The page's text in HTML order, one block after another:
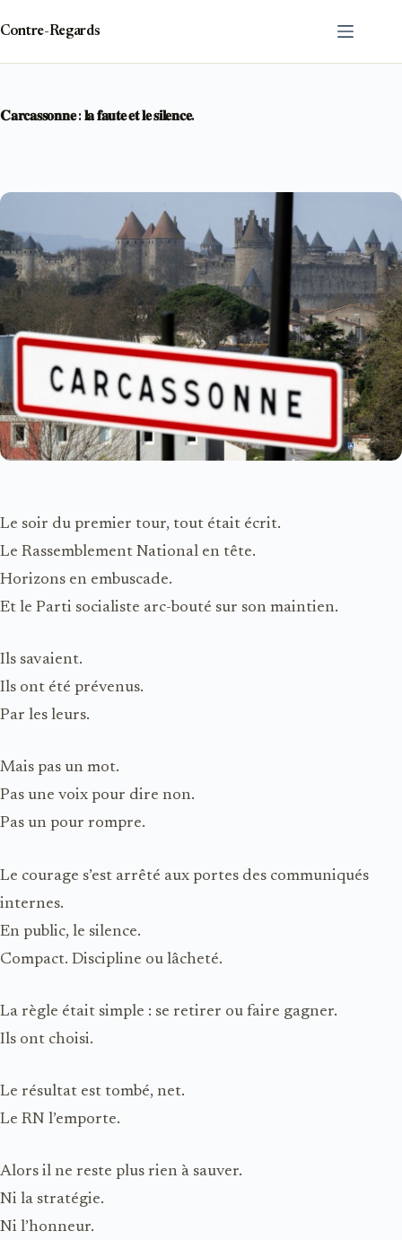
contenu
Contre-Regards
𝐂𝐚𝐫𝐜𝐚𝐬𝐬𝐨𝐧𝐧𝐞 : 𝐥𝐚 𝐟𝐚𝐮𝐭𝐞 𝐞𝐭 𝐥𝐞 𝐬𝐢𝐥𝐞𝐧𝐜𝐞.
Le soir du premier tour, tout était écrit.
Le Rassemblement National en tête.
Horizons en embuscade.
Et le Parti socialiste arc-bouté sur son maintien.
Ils savaient.
Ils ont été prévenus.
Par les leurs.
Mais pas un mot.
Pas une voix pour dire non.
Pas un pour rompre.
Le courage s’est arrêté aux portes des communiqués
internes.
En public, le silence.
Compact. Discipline ou lâcheté.
La règle était simple : se retirer ou faire gagner.
Ils ont choisi.
Le résultat est tombé, net.
Le RN l’emporte.
Alors il ne reste plus rien à sauver.
Ni la stratégie.
Ni l’honneur.